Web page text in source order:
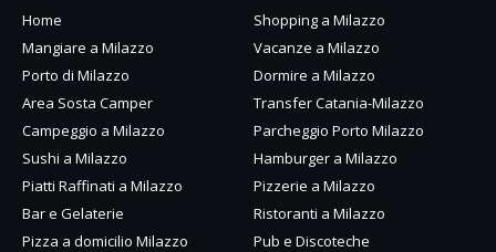
Home
Shopping a Milazzo
Mangiare a Milazzo
Vacanze a Milazzo
Porto di Milazzo
Dormire a Milazzo
Area Sosta Camper
Transfer Catania-Milazzo
Campeggio a Milazzo
Parcheggio Porto Milazzo
Sushi a Milazzo
Hamburger a Milazzo
Piatti Raffinati a Milazzo
Pizzerie a Milazzo
Bar e Gelaterie
Ristoranti a Milazzo
Pizza a domicilio Milazzo
Pub e Discoteche